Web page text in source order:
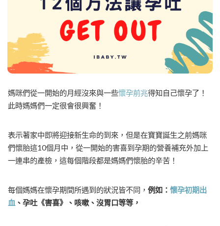
媽咪們從一開始的月經沒來與一些懷孕前兆得知自己懷孕了！
此時媽媽們一定很會很興奮！
表示著家中即將迎接新生命的到來，但是在寶寶誕生之前媽咪
們懷胎這10個月中，從一開始的害喜到孕期的營養補充外加上
一連串的產檢，這每個階段都是媽媽們懷胎的辛苦！
每個媽媽在懷孕期間所遇到的狀況皆不同， 例如： 懷孕初期出
血 、孕吐《害喜》、咳嗽、沒胃口等等，